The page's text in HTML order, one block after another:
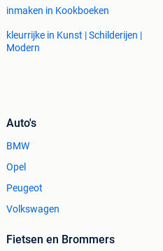
inmaken in Kookboeken
kleurrijke in Kunst | Schilderijen |
Modern
Auto's
BMW
Opel
Peugeot
Volkswagen
Fietsen en Brommers